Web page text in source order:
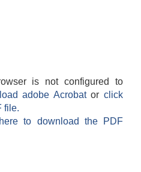
is not configured to
adobe Acrobatorclick
file.
to download the PDF